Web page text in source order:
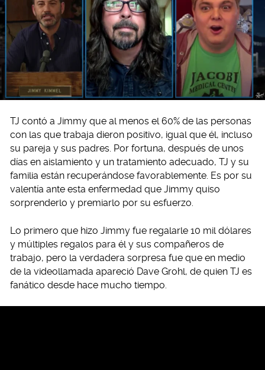
TJ contó a Jimmy que al menos el 60% de las personas
con las que trabaja dieron positivo, igual que él, incluso
su pareja y sus padres. Por fortuna, después de unos
días en aislamiento y un tratamiento adecuado, TJ y su
familia están recuperándose favorablemente. Es por su
valentía ante esta enfermedad que Jimmy quiso
sorprenderlo y premiarlo por su esfuerzo.
Lo primero que hizo Jimmy fue regalarle 10 mil dólares
y múltiples regalos para él y sus compañeros de
trabajo, pero la verdadera sorpresa fue que en medio
de la videollamada apareció Dave Grohl, de quien TJ es
fanático desde hace mucho tiempo.